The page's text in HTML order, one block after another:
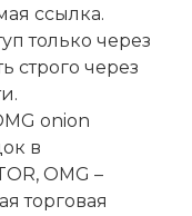
ссылка.
только через
строго через
onion
в
OMG –
торговая